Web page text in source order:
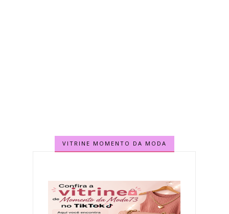
VITRINE MOMENTO DA MODA